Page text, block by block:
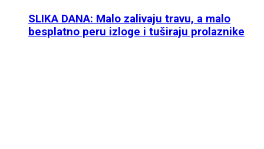
SLIKA DANA: Malo zalivaju travu, a malo
besplatno peru izloge i tuširaju prolaznike